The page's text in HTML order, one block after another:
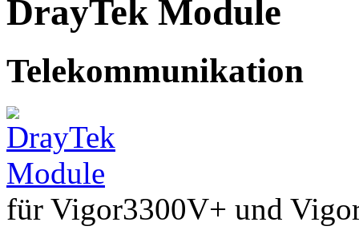
DrayTek Module
Telekommunikation
für Vigor3300V+ und